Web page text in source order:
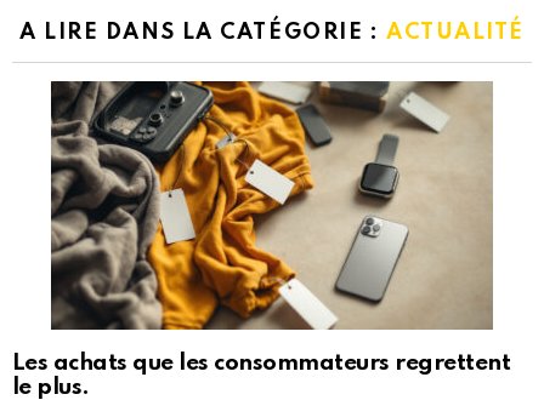
A LIRE DANS LA CATÉGORIE : ACTUALITÉ
Les achats que les consommateurs regrettent
le plus.